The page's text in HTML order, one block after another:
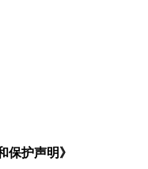
保护声明》